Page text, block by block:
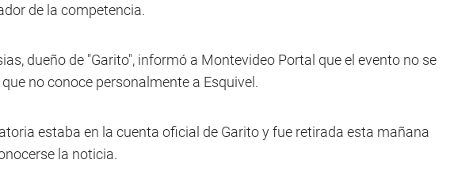
de la competencia.
dueño de "Garito", informó a Montevideo Portal que el evento no se
no conoce personalmente a Esquivel.
estaba en la cuenta oficial de Garito y fue retirada esta mañana
la noticia.